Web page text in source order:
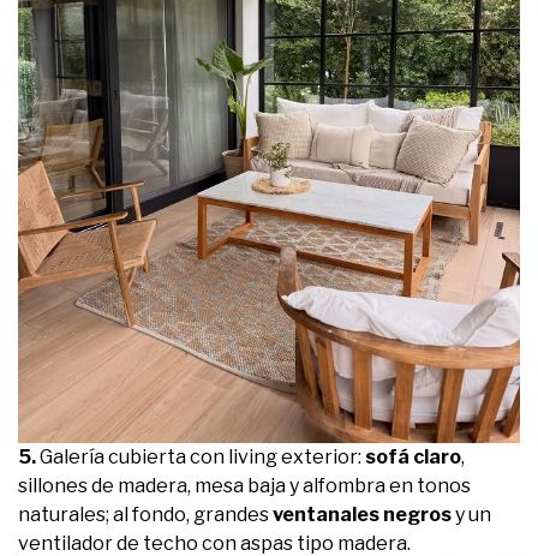
5.Galería cubierta con living exterior: sofá claro,
sillones de madera, mesa baja y alfombra en tonos
naturales; al fondo, grandesventanales negrosy un
ventilador de techo con aspas tipo madera.